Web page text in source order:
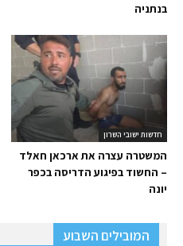
בנתניה
חדשות ישובי השרון
המשטרה עצרה את ארכאן חאלד
– החשוד בפיגוע הדריסה בכפר
יונה
המובילים השבוע